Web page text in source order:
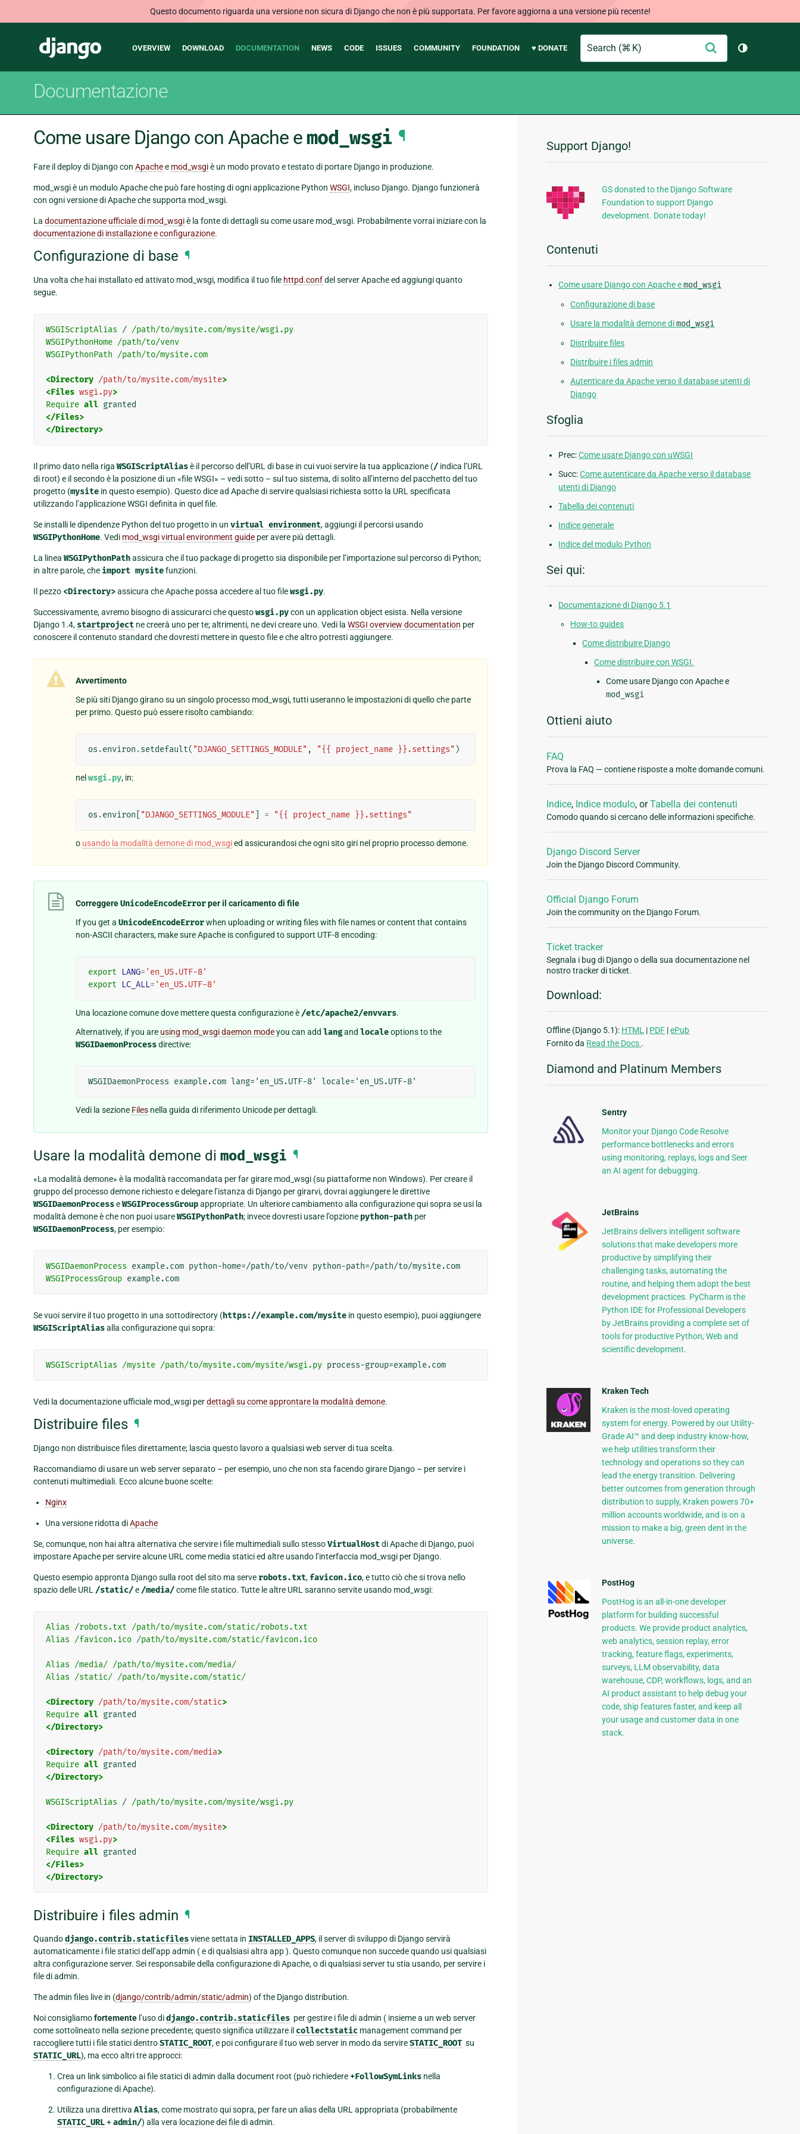
Questo documento riguarda una versione non sicura di Django che non è più supportata. Per favore aggiorna a una versione più recente!
Django
Main
OVERVIEW DOWNLOAD DOCUMENTATION NEWS CODE ISSUES COMMUNITY FOUNDATION ♥ DONATE
Search Conferma
Cambia
Documentazione
Come usare Django con Apache emod_wsgi ¶
Fare il deploy di Django con Apachee mod_wsgiè un modo provato e testato di portare Django in produzione.
mod_wsgi è un modulo Apache che può fare hosting di ogni applicazione Python WSGI, incluso Django. Django funzionerà
con ogni versione di Apache che supporta mod_wsgi.
La documentazione ufficiale di mod_wsgiè la fonte di dettagli su come usare mod_wsgi. Probabilmente vorrai iniziare con la
documentazione di installazione e configurazione.
Configurazione di base ¶
Una volta che hai installato ed attivato mod_wsgi, modifica il tuo file httpd.confdel server Apache ed aggiungi quanto
segue.
WSGIScriptAlias / /path/to/mysite.com/mysite/wsgi.py
WSGIPythonHome /path/to/venv
WSGIPythonPath /path/to/mysite.com
<Directory /path/to/mysite.com/mysite>
<Files wsgi.py>
Require all
</Files>
</Directory>
Il primo dato nella riga WSGIScriptAliasè il percorso dell’URL di base in cui vuoi servire la tua applicazione (/ indica l’URL
di root) e il secondo è la posizione di un «file WSGI» – vedi sotto – sul tuo sistema, di solito all’interno del pacchetto del tuo
progetto (mysite in questo esempio). Questo dice ad Apache di servire qualsiasi richiesta sotto la URL specificata
utilizzando l’applicazione WSGI definita in quel file.
Se installi le dipendenze Python del tuo progetto in un virtual environment, aggiungi il percorsi usando
WSGIPythonHome. Vedi mod_wsgi virtual environment guide per avere più dettagli.
La linea WSGIPythonPathassicura che il tuo package di progetto sia disponibile per l’importazione sul percorso di Python;
in altre parole, che import mysitefunzioni.
Il pezzo <Directory>assicura che Apache possa accedere al tuo filewsgi.py.
Successivamente, avremo bisogno di assicurarci che questowsgi.pycon un application object esista. Nella versione
Django 1.4, startproject ne creerà uno per te; altrimenti, ne devi creare uno. Vedi la WSGI overview documentation per
conoscere il contenuto standard che dovresti mettere in questo file e che altro potresti aggiungere.
Avvertimento
Se più siti Django girano su un singolo processo mod_wsgi, tutti useranno le impostazioni di quello che parte
per primo. Questo può essere risolto cambiando:
os .environ .setdefault( "DJANGO_SETTINGS_MODULE" , "{{ project_name }}.settings" )
nel wsgi.py, in:
os .environ "DJANGO_SETTINGS_MODULE" = "{{ project_name }}.settings"
o usando la modalità demone di mod_wsgied assicurandosi che ogni sito giri nel proprio processo demone.
CorreggereUnicodeEncodeErrorper il caricamento di file
If you get a UnicodeEncodeErrorwhen uploading or writing files with file names or content that contains
non-ASCII characters, make sure Apache is configured to support UTF-8 encoding:
export LANG= 'en_US.UTF-8'
export
LC_ALL= 'en_US.UTF-8'
Una locazione comune dove mettere questa configurazione è /etc/apache2/envvars.
Alternatively, if you are using mod_wsgi daemon modeyou can add langand localeoptions to the
WSGIDaemonProcessdirective:
Vedi la sezione Files nella guida di riferimento Unicode per dettagli.
Usare la modalità demone di mod_wsgi ¶
«La modalità demone» è la modalità raccomandata per far girare mod_wsgi (su piattaforme non Windows). Per creare il
gruppo del processo demone richiesto e delegare l’istanza di Django per girarvi, dovrai aggiungere le direttive
WSGIDaemonProcesseWSGIProcessGroupappropriate. Un ulteriore cambiamento alla configurazione qui sopra se usi la
modalità demone è che non puoi usareWSGIPythonPath; invece dovresti usare l’opzione python-path per
WSGIDaemonProcess, per esempio:
WSGIDaemonProcess example.com python-home=/path/to/venv
WSGIProcessGroup
Se vuoi servire il tuo progetto in una sottodirectory (https://example.com/mysite in questo esempio), puoi aggiungere
WSGIScriptAliasalla configurazione qui sopra:
WSGIScriptAlias /mysite /path/to/mysite.com/mysite/wsgi.py
Vedi la documentazione ufficiale mod_wsgi perdettagli su come approntare la modalità demone.
Distribuire files ¶
Django non distribuisce files direttamente; lascia questo lavoro a qualsiasi web server di tua scelta.
Raccomandiamo di usare un web server separato – per esempio, uno che non sta facendo girare Django – per servire i
contenuti multimediali. Ecco alcune buone scelte:
Nginx
Una versione ridotta diApache
Se, comunque, non hai altra alternativa che servire i file multimediali sullo stessoVirtualHostdi Apache di Django, puoi
impostare Apache per servire alcune URL come media statici ed altre usando l’interfaccia mod_wsgi per Django.
Questo esempio appronta Django sulla root del sito ma serve robots.txt, favicon.ico, e tutto ciò che si trova nello
spazio delle URL /static/e /media/come file statico. Tutte le altre URL saranno servite usando mod_wsgi:
Alias /robots.txt /path/to/mysite.com/static/robots.txt
Alias /favicon.ico /path/to/mysite.com/static/favicon.ico
Alias /media/ /path/to/mysite.com/media/
Alias /static/ /path/to/mysite.com/static/
<Directory /path/to/mysite.com/static>
Require all
</Directory>
<Directory /path/to/mysite.com/media>
Require all
</Directory>
WSGIScriptAlias / /path/to/mysite.com/mysite/wsgi.py
<Directory /path/to/mysite.com/mysite>
<Files wsgi.py>
Require all
</Files>
</Directory>
Distribuire i files admin ¶
Quandodjango.contrib.staticfilesviene settata in INSTALLED_APPS, il server di sviluppo di Django servirà
automaticamente i file statici dell’app admin ( e di qualsiasi altra app ). Questo comunque non succede quando usi qualsiasi
altra configurazione server. Sei responsabile della configurazione di Apache, o di qualsiasi server tu stia usando, per servire i
file di admin.
The admin files live in (django/contrib/admin/static/admin) of the Django distribution.
Noi consigliamofortemente l’uso didjango.contrib.staticfiles per gestire i file di admin ( insieme a un web server
come sottolineato nella sezione precedente; questo significa utilizzare il collectstatic management command per
raccogliere tutti i file statici dentroSTATIC_ROOT, e poi configurare il tuo web server in modo da servireSTATIC_ROOT su
STATIC_URL), ma ecco altri tre approcci:
Crea un link simbolico ai file statici di admin dalla document root (può richiedere +FollowSymLinks nella
configurazione di Apache).
Utilizza una direttiva Alias, come mostrato qui sopra, per fare un alias della URL appropriata (probabilmente
STATIC_URL+admin/) alla vera locazione dei file di admin.
Informazioni
aggiuntive
Support Django!
GS donated to the Django Software
Foundation to support Django
development. Donate today!
Contenuti
Come usare Django con Apache emod_wsgi
Configurazione di base
Usare la modalità demone dimod_wsgi
Distribuire files
Distribuire i files admin
Autenticare da Apache verso il database utenti di
Django
Sfoglia
Prec:Come usare Django con uWSGI
Succ:Come autenticare da Apache verso il database
utenti di Django
Tabella dei contenuti
Indice generale
Indice del modulo Python
Sei qui:
Documentazione di Django 5.1
How-to guides
Come distribuire Django
Come distribuire con WSGI.
Come usare Django con Apache e
mod_wsgi
Ottieni aiuto
FAQ
Prova la FAQ — contiene risposte a molte domande comuni.
Indice, Indice modulo, orTabella dei contenuti
Comodo quando si cercano delle informazioni specifiche.
Django Discord Server
Join the Django Discord Community.
Official Django Forum
Join the community on the Django Forum.
Ticket tracker
Segnala i bug di Django o della sua documentazione nel
nostro tracker di ticket.
Download:
Offline (Django 5.1): HTML | PDF |ePub
Fornito da Read the Docs .
Diamond and Platinum Members
Sentry
Monitor your Django Code Resolve
performance bottlenecks and errors
using monitoring, replays, logs and Seer
an AI agent for debugging.
JetBrains
JetBrains delivers intelligent software
solutions that make developers more
productive by simplifying their
challenging tasks, automating the
routine, and helping them adopt the best
development practices. PyCharm is the
Python IDE for Professional Developers
by JetBrains providing a complete set of
tools for productive Python, Web and
scientific development.
Kraken Tech
Kraken is the most-loved operating
system for energy. Powered by our Utility-
Grade AI™ and deep industry know-how,
we help utilities transform their
technology and operations so they can
lead the energy transition. Delivering
better outcomes from generation through
distribution to supply, Kraken powers 70+
million accounts worldwide, and is on a
mission to make a big, green dent in the
universe.
PostHog
PostHog is an all-in-one developer
platform for building successful
products. We provide product analytics,
web analytics, session replay, error
tracking, feature flags, experiments,
surveys, LLM observability, data
warehouse, CDP, workflows, logs, and an
AI product assistant to help debug your
code, ship features faster, and keep all
your usage and customer data in one
stack.